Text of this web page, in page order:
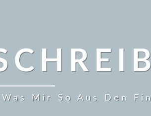
Mir So Aus Den